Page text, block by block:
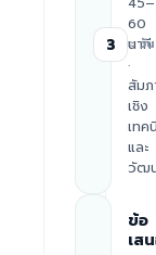
3
60
นาที
·
สัม
เชิง
เทค
และ
วัฒ
≈ วั
ข้อ
เส